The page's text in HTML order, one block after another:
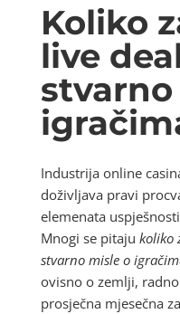
Koliko
live
Industrija online
doživljava pravi
elemenata
Mnogi se pitaju koliko
stvarno misle o
ovisno o zemlji,
prosječna mjesečna